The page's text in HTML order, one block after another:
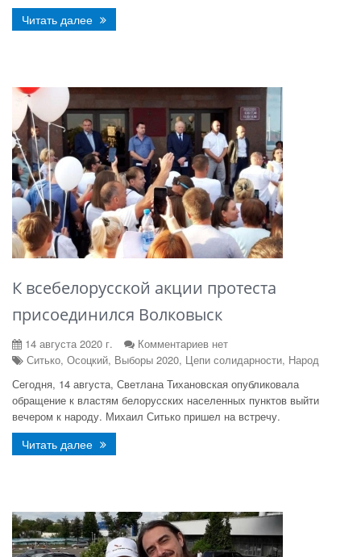
Читать далее
К всебелорусской акции протеста
присоединился Волковыск
14 августа 2020 г.
Комментариев нет
Ситько, Осоцкий, Выборы 2020, Цепи солидарности, Народ
Сегодня, 14 августа, Светлана Тихановская опубликовала
обращение к властям белорусских населенных пунктов выйти
вечером к народу. Михаил Ситько пришел на встречу.
Читать далее